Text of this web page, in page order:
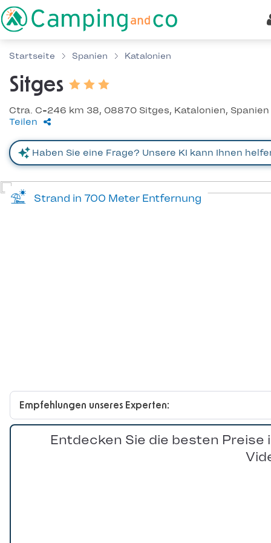
Startseite Spanien Katalonien
Sitges
Ctra. C-246 km 38, 08870 Sitges, Katalonien, Spanien
Teilen
Empfehlungen unseres Experten:
Strand in 700 Meter Entfernung
Entdecken Sie die besten Preise